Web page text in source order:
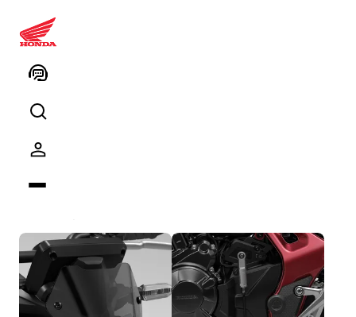
Hornet Spor Paketi (Gri)